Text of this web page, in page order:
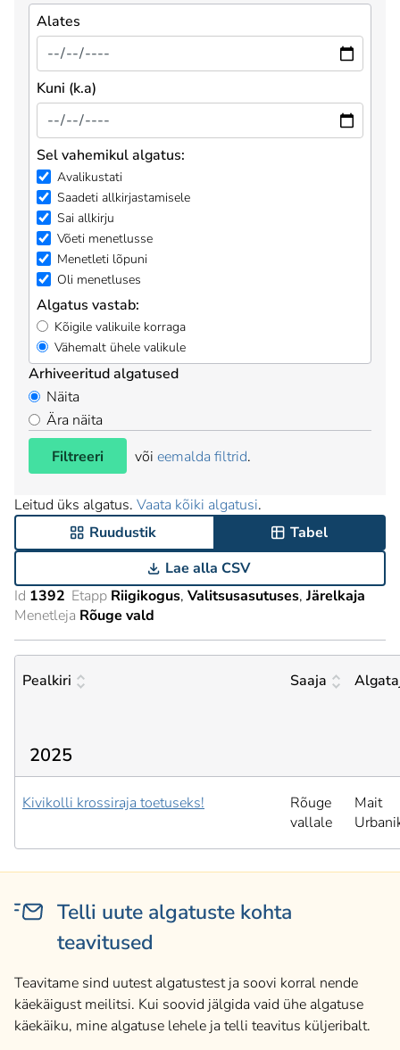
Alates
Kuni (k.a)
Sel vahemikul algatus:
Avalikustati
Saadeti allkirjastamisele
Sai allkirju
Võeti menetlusse
Menetleti lõpuni
Oli menetluses
Algatus vastab:
Kõigile valikuile korraga
Vähemalt ühele valikule
Arhiveeritud algatused
Näita
Ära näita
Filtreeri
või eemalda filtrid.
Leitud üks algatus. Vaata kõiki algatusi.
Ruudustik
Tabel
Lae alla CSV
Id 1392 Etapp Riigikogus Valitsusasutuses Järelkaja
Menetleja Rõuge vald
Pealkiri Saaja
2025
Kivikolli krossiraja toetuseks!
Rõuge
vallale
Mait
Telli uute algatuste kohta
teavitused
Teavitame sind uutest algatustest ja soovi korral nende
käekäigust meilitsi. Kui soovid jälgida vaid ühe algatuse
käekäiku, mine algatuse lehele ja telli teavitus küljeribalt.